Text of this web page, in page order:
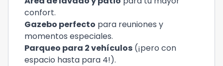
confort.
Gazebo perfecto para reuniones y
momentos especiales.
Parqueo para 2 vehículos (¡pero con
espacio hasta para 4!).